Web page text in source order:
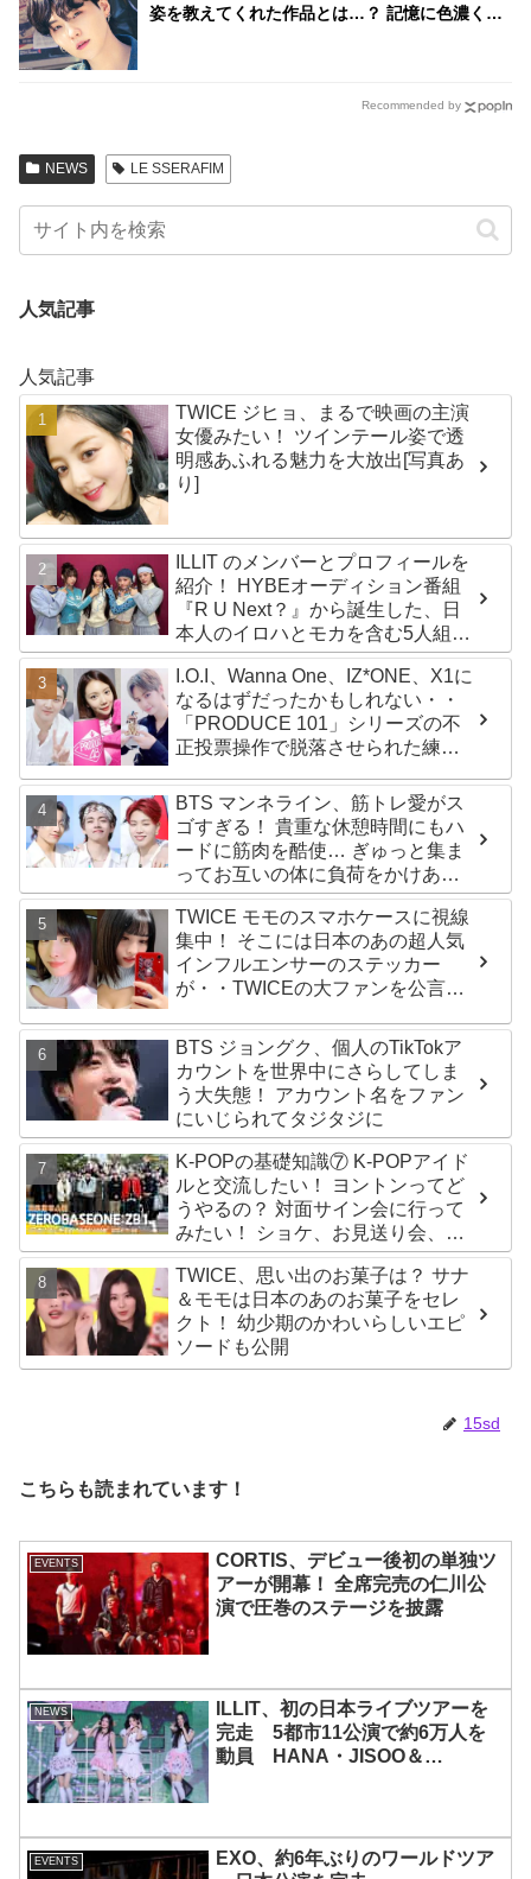
姿を教えてくれた作品とは…？ 記憶に色濃く残
Recommended by
NEWS LE SSERAFIM
人気記事
人気記事
TWICE ジヒョ、まるで映画の主演
女優みたい！ ツインテール姿で透
明感あふれる魅力を大放出[写真あ
り]
ILLIT のメンバーとプロフィールを
紹介！ HYBEオーディション番組
『R U Next？』から誕生した、日
本人のイロハとモカを含む5人組ガ
ールズグループ！ デビュー曲
「Magnetic」がいきなりの大ヒッ
ト
I.O.I、Wanna One、IZ*ONE、X1に
なるはずだったかもしれない・・
「PRODUCE 101」シリーズの不
正投票操作で脱落させられた練習
BTS マンネライン、筋トレ愛がス
ゴすぎる！ 貴重な休憩時間にもハ
ードに筋肉を酷使… ぎゅっと集ま
ってお互いの体に負荷をかけあう
３人のトレーニング風景がかわい
すぎるとファンくぎづけ
TWICE モモのスマホケースに視線
集中！ そこには日本のあの超人気
インフルエンサーのステッカー
が・・TWICEの大ファンを公言す
「成功したファン」だと話題沸騰
BTS ジョングク、個人のTikTokア
カウントを世界中にさらしてしま
う大失態！ アカウント名をファン
にいじられてタジタジに
K-POPの基礎知識⑦ K-POPアイド
ルと交流したい！ ヨントンってど
うやるの？ 対面サイン会に行って
みたい！ ショケ、お見送り会、握
手会・・・リリースイベントあれ
これを紹介
TWICE、思い出のお菓子は？ サナ
＆モモは日本のあのお菓子をセレ
クト！ 幼少期のかわいらしいエピ
ソードも公開
15sd
こちらも読まれています！
EVENTS
CORTIS、デビュー後初の単独ツ
アーが開幕！ 全席完売の仁川公
演で圧巻のステージを披露
NEWS
ILLIT、初の日本ライブツアーを
完走 5都市11公演で約6万人を
動員 HANA・JISOO＆
EVENTS
EXO、約6年ぶりのワールドツア